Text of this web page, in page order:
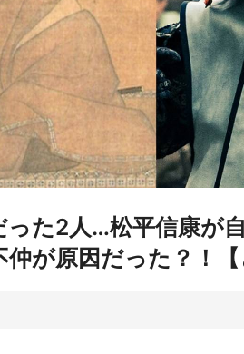
った2人…松平信康が
が原因だった？！【